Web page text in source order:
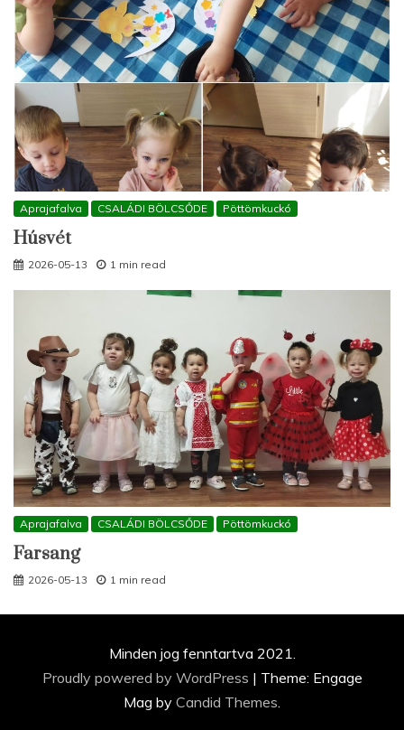
Aprajafalva CSALÁDI BÖLCSŐDE Pöttömkuckó
Húsvét
2026-05-13 1 min read
Aprajafalva CSALÁDI BÖLCSŐDE Pöttömkuckó
Farsang
2026-05-13 1 min read
Minden jog fenntartva 2021.
Proudly powered by WordPress | Theme: Engage
Mag by Candid Themes